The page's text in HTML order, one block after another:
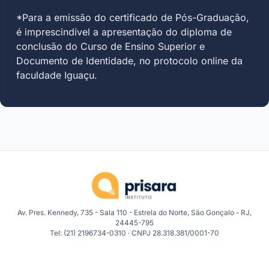
*Para a emissão do certificado de Pós-Graduação,
é imprescindível a apresentação do diploma de
conclusão do Curso de Ensino Superior e
Documento de Identidade, no protocolo online da
faculdade Iguaçu.
Av. Pres. Kennedy, 735 - Sala 110 - Estrela do Norte, São Gonçalo - RJ,
24445-795
Tel: (21) 2196734-0310 · CNPJ 28.318.381/0001-70